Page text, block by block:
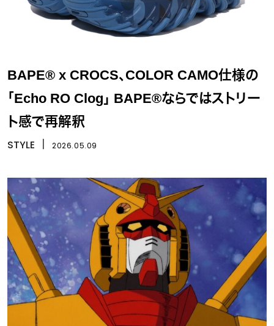
BAPE® x CROCS、COLOR CAMO仕様の
「Echo RO Clog」 BAPE®ならではストリー
ト感で再解釈
STYLE 2026.05.09